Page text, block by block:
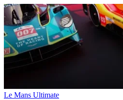
Le Mans Ultimate